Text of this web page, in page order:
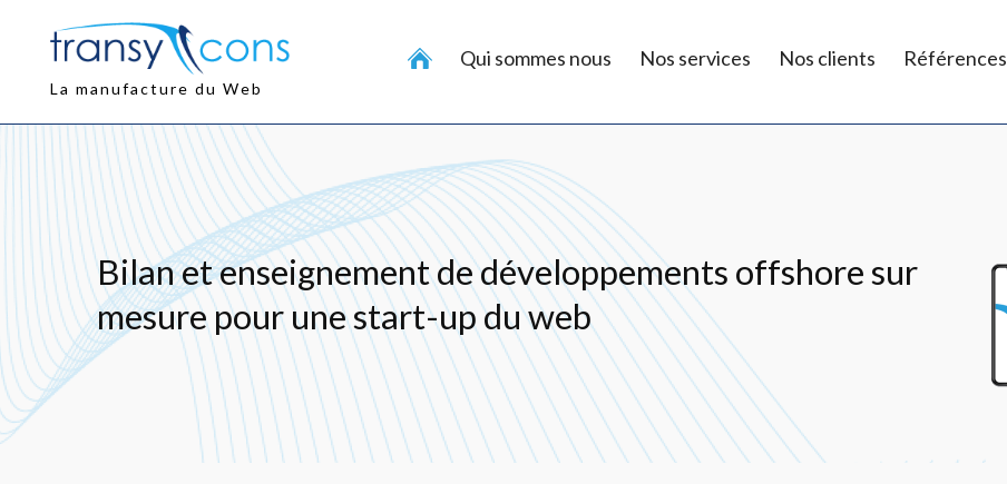
contenu
principalLa manufacture du Web
Qui sommes nous Nos services Nos clients Références
Bilan et enseignement de développements offshore sur
mesure pour une start-up du web